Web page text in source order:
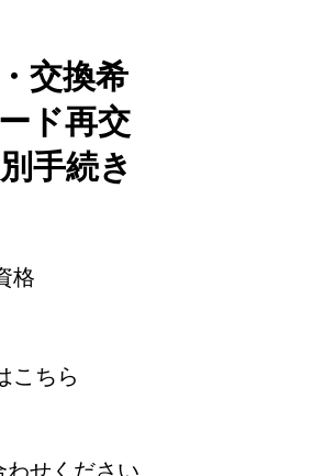
交換希
ド再交
手続き
格
こちら
わせください